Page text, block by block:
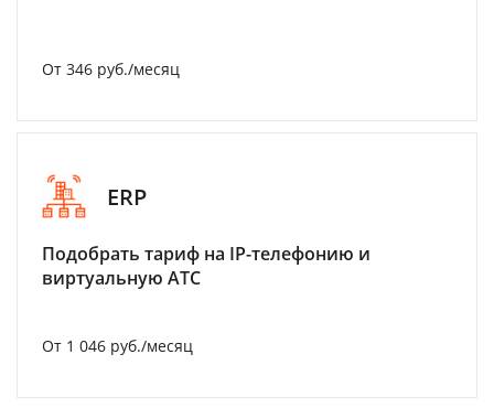
От 346 руб./месяц
ERP
Подобрать тариф на IP-телефонию и
виртуальную АТС
От 1 046 руб./месяц